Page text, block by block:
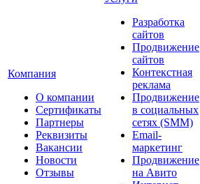
Компания
О компании
Сертификаты
Партнеры
Реквизиты
Вакансии
Новости
Отзывы
Разработка
сайтов
Продвижение
сайтов
Контекстная
реклама
Продвижение
в социальных
сетях (SMM)
Email-
маркетинг
Продвижение
на Авито